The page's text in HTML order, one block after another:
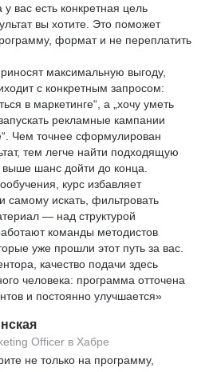
вас есть конкретная цель
вы хотите. Это поможет
формат и не переплатить
максимальную выгоду,
с конкретным запросом:
в маркетинге“, а „хочу уметь
рекламные кампании
Чем точнее сформулирован
тем легче найти подходящую
шанс дойти до конца.
курс избавляет
самому искать, фильтровать
— над структурой
команды методистов
уже прошли этот путь за вас.
качество подачи здесь
человека: программа отточена
и постоянно улучшается»
Officer в Хабре
не только на программу,